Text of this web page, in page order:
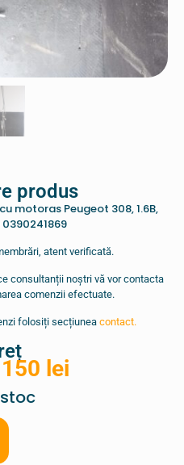
produs
motoras Peugeot 308, 1.6B,
0390241869
atent verificată.
consultanții noștri vă vor contacta
comenzii efectuate.
folosiți secțiunea contact.
150 lei